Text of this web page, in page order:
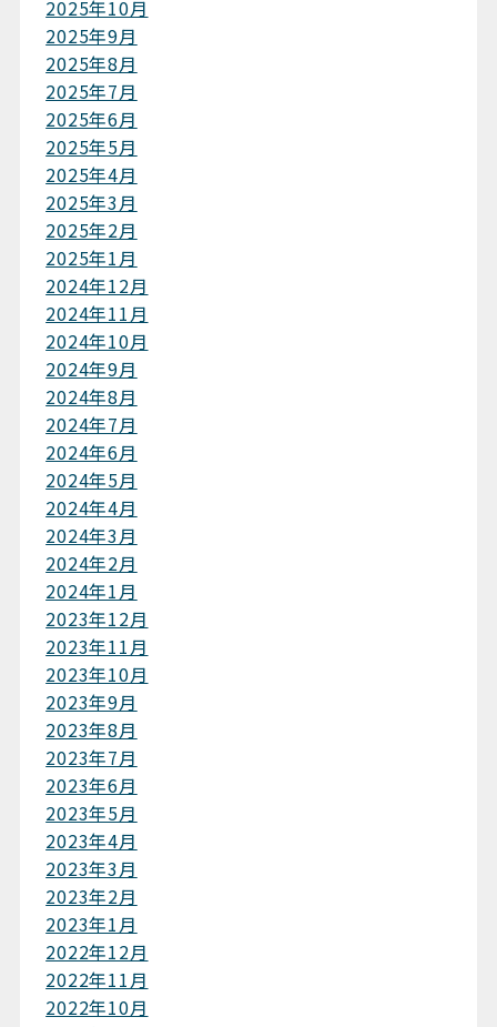
2025年10月
2025年9月
2025年8月
2025年7月
2025年6月
2025年5月
2025年4月
2025年3月
2025年2月
2025年1月
2024年12月
2024年11月
2024年10月
2024年9月
2024年8月
2024年7月
2024年6月
2024年5月
2024年4月
2024年3月
2024年2月
2024年1月
2023年12月
2023年11月
2023年10月
2023年9月
2023年8月
2023年7月
2023年6月
2023年5月
2023年4月
2023年3月
2023年2月
2023年1月
2022年12月
2022年11月
2022年10月